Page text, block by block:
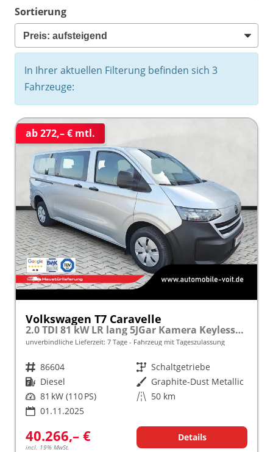
Sortierung
In Ihrer aktuellen Filterung befinden sich 3
Fahrzeuge:
ab 272,– € mtl.
Volkswagen T7 Caravelle
2.0 TDI 81 kW LR lang 5JGar Kamera KeylessGo
unverbindliche Lieferzeit: 7 Tage Fahrzeug mit Tageszulassung
Fahrzeugnr. 86604 Getriebe Schaltgetriebe
Kraftstoff Diesel Außenfarbe Graphite-Dust Metallic
Leistung 81 kW (110 PS) Kilometerstand 50 km
01.11.2025
40.266,– €
incl. 19% MwSt.
Details